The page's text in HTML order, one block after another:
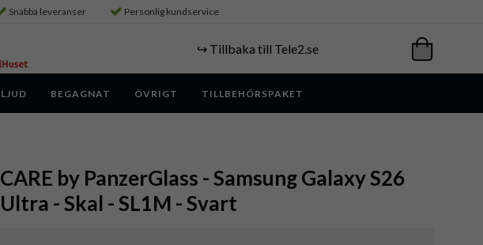
Snabba leveranser Personlig kundservice
↪️ Tillbaka till Tele2.se
LJUD BEGAGNAT ÖVRIGT TILLBEHÖRSPAKET
CARE by PanzerGlass - Samsung Galaxy S26
Ultra - Skal - SL1M - Svart